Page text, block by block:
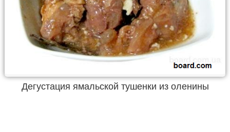
Дегустация ямальской тушенки из оленины